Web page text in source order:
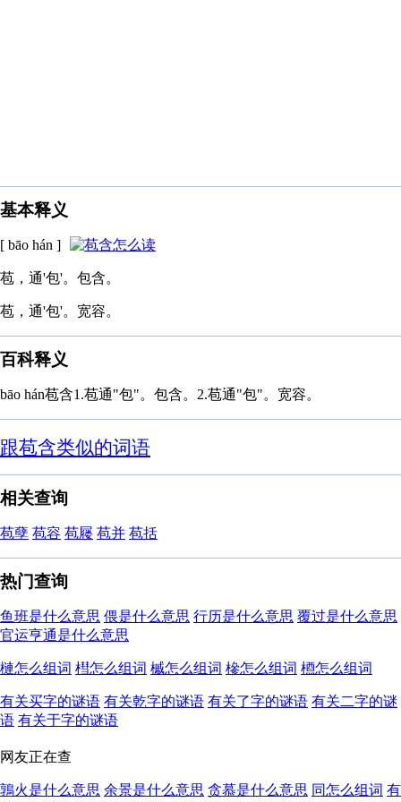
基本释义
[ bāo hán ]
苞，通'包'。包含。
苞，通'包'。宽容。
百科释义
bāo hán苞含1.苞通"包"。包含。2.苞通"包"。宽容。
跟苞含类似的词语
相关查询
苞孽 苞容 苞屦 苞并 苞括
热门查询
鱼班是什么意思 偎是什么意思 行历是什么意思 覆过是什么意思
官运亨通是什么意思
槤怎么组词 槥怎么组词 槭怎么组词 槮怎么组词 槱怎么组词
有关买字的谜语 有关乾字的谜语 有关了字的谜语 有关二字的谜
语 有关于字的谜语
网友正在查
鶉火是什么意思 余景是什么意思 贪慕是什么意思 同怎么组词 有